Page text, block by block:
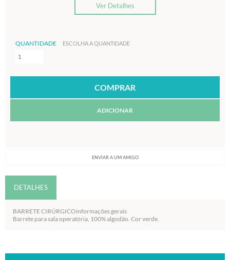
Ver Detalhes
QUANTIDADE ESCOLHA A QUANTIDADE
ADICIONAR
ENVIAR A UM AMIGO
DETALHES
BARRETE CIRÚRGICOinformações gerais
Barrete para sala operatória, 100% algodão. Cor verde.